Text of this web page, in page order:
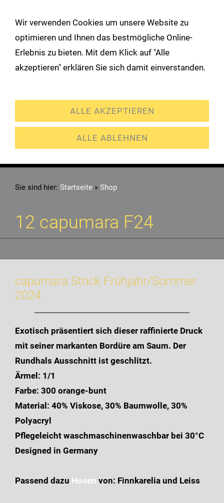
Navigation öffnen
Sie sind hier: Startseite » Shop
12 capumara F24
capumara Strick Frühjahr/Sommer
2024
Exotisch präsentiert sich dieser raffinierte Druck
mit seiner markanten Bordüre am Saum. Der
Rundhals Ausschnitt ist geschlitzt.
Ärmel: 1/1
Farbe: 300 orange-bunt
Material: 40% Viskose, 30% Baumwolle, 30%
Polyacryl
Pflegeleicht waschmaschinenwaschbar bei 30°C
Designed in Germany
Passend dazu Hosen von: Finnkarelia und Leiss
Wir verwenden Cookies um unsere Website zu
optimieren und Ihnen das bestmögliche Online-
Erlebnis zu bieten. Mit dem Klick auf "Alle
akzeptieren" erklären Sie sich damit einverstanden.
ALLE AKZEPTIEREN
ALLE ABLEHNEN